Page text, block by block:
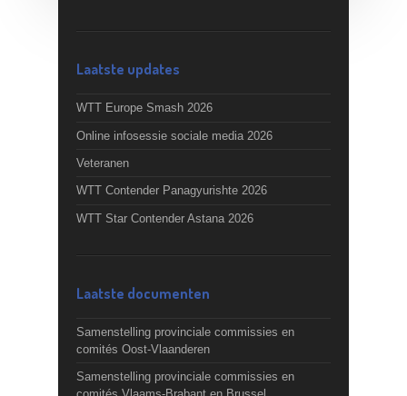
Laatste updates
WTT Europe Smash 2026
Online infosessie sociale media 2026
Veteranen
WTT Contender Panagyurishte 2026
WTT Star Contender Astana 2026
Laatste documenten
Samenstelling provinciale commissies en
comités Oost-Vlaanderen
Samenstelling provinciale commissies en